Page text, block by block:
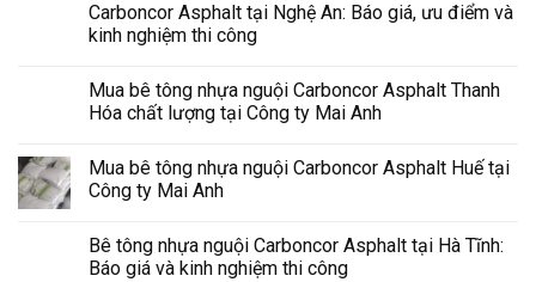
Carboncor Asphalt tại Nghệ An: Báo giá, ưu điểm và
kinh nghiệm thi công
Mua bê tông nhựa nguội Carboncor Asphalt Thanh
Hóa chất lượng tại Công ty Mai Anh
Mua bê tông nhựa nguội Carboncor Asphalt Huế tại
Công ty Mai Anh
Bê tông nhựa nguội Carboncor Asphalt tại Hà Tĩnh:
Báo giá và kinh nghiệm thi công